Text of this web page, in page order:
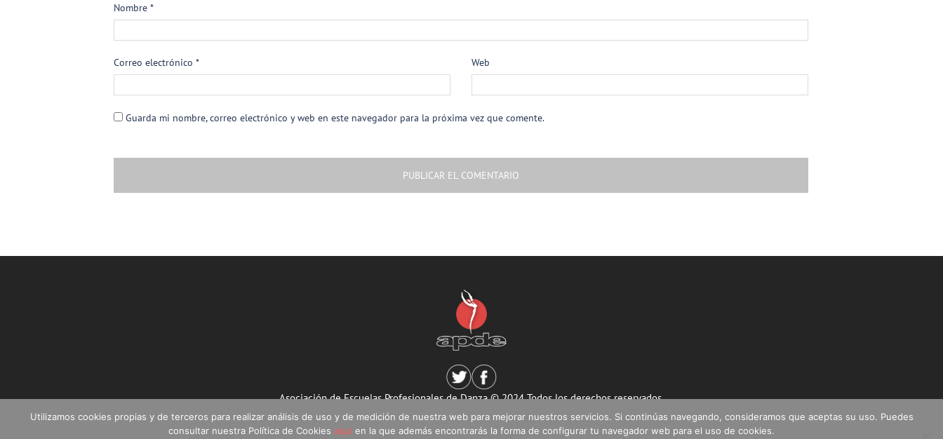
Nombre *
Correo electrónico * Web
Guarda mi nombre, correo electrónico y web en este navegador para la próxima vez que comente.
Asociación de Escuelas Profesionales de Danza © 2024 Todos los derechos reservados.
Aviso Legal|Política de Privacidad|Política de Cookies
Desarrollado por Lansimplex.
Utilizamos cookies propias y de terceros para realizar análisis de uso y de medición de nuestra web para mejorar nuestros servicios. Si continúas navegando, consideramos que aceptas su uso. Puedes
consultar nuestra Política de Cookies aquí en la que además encontrarás la forma de configurar tu navegador web para el uso de cookies.